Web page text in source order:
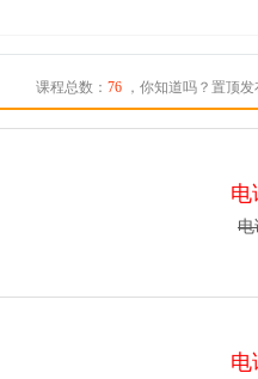
课程总数： 76 ，你知道吗？置顶
电
电
电